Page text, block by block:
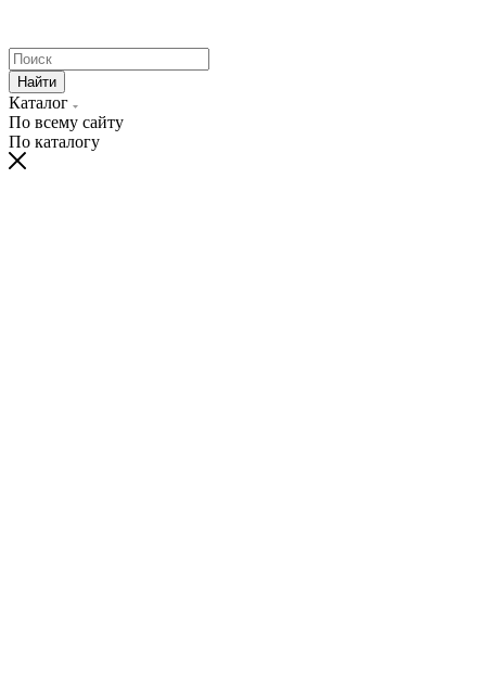
Найти
Каталог
По всему сайту
По каталогу